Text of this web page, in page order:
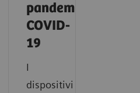
pandemia
COVID-
19
I
dispositivi